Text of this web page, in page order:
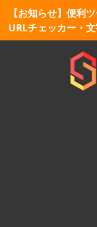
【お知らせ】便利
URLチェッカー・